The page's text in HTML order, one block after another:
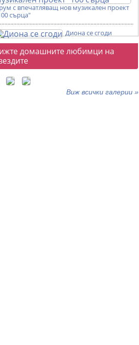
с впечатляващ нов музикален проект
сърца"
Диона се сгоди
галерии
домашните любимци на
Виж всички галерии »